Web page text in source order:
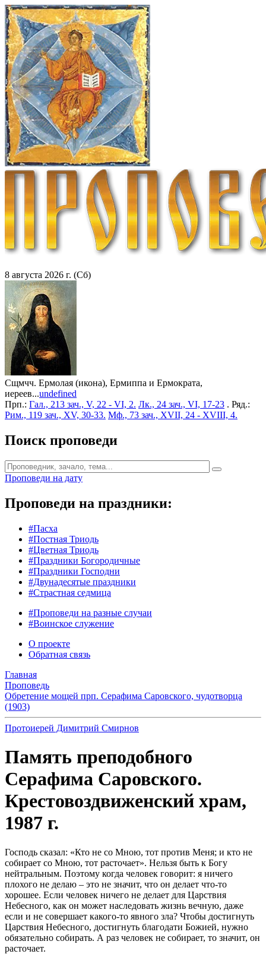
8 августа 2026 г. (Сб)
Сщмчч. Ермолая (икона), Ермиппа и Ермократа,
иереев...undefined
Прп.: Гал., 213 зач., V, 22 - VI, 2. Лк., 24 зач., VI, 17-23 . Ряд.:
Рим., 119 зач., XV, 30-33. Мф., 73 зач., XVII, 24 - XVIII, 4.
Поиск проповеди
Проповеди на дату
Проповеди на праздники:
#Пасха
#Постная Триодь
#Цветная Триодь
#Праздники Богородичные
#Праздники Господни
#Двунадесятые праздники
#Страстная седмица
#Проповеди на разные случаи
#Воинское служение
О проекте
Обратная связь
Главная
Проповедь
Обретение мощей прп. Серафима Саровского, чудотворца
(1903)
Протоиерей Димитрий Смирнов
Память преподобного
Серафима Саровского.
Крестовоздвиженский храм,
1987 г.
Господь сказал: «Кто не со Мною, тот против Меня; и кто не
собирает со Мною, тот расточает». Нельзя быть к Богу
нейтральным. Поэтому когда человек говорит: я ничего
плохого не делаю – это не значит, что он делает что-то
хорошее. Если человек ничего не делает для Царствия
Небесного, как он может наследовать жизнь вечную, даже
если и не совершает какого-то явного зла? Чтобы достигнуть
Царствия Небесного, достигнуть благодати Божией, нужно
обязательно собирать. А раз человек не собирает, то значит, он
расточает.